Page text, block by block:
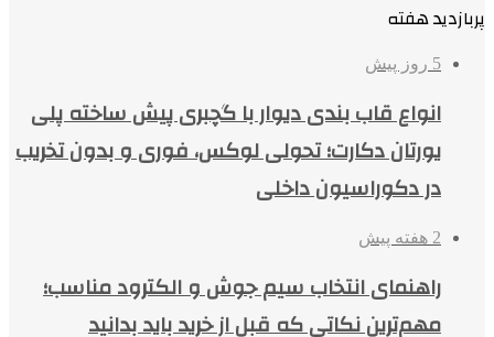
پربازدید هفته
5 روز پیش
انواع قاب بندی دیوار با گچبری پیش ساخته پلی
یورتان دکارت؛ تحولی لوکس، فوری و بدون تخریب
در دکوراسیون داخلی
2 هفته پیش
راهنمای انتخاب سیم جوش و الکترود مناسب؛
مهم‌ترین نکاتی که قبل از خرید باید بدانید